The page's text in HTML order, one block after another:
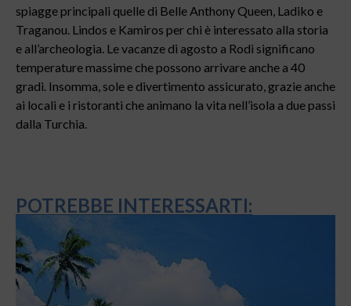
spiagge principali quelle di Belle Anthony Queen, Ladiko e
Traganou. Lindos e Kamiros per chi è interessato alla storia
e all’archeologia. Le vacanze di agosto a Rodi significano
temperature massime che possono arrivare anche a 40
gradi. Insomma, sole e divertimento assicurato, grazie anche
ai locali e i ristoranti che animano la vita nell’isola a due passi
dalla Turchia.
POTREBBE INTERESSARTI: